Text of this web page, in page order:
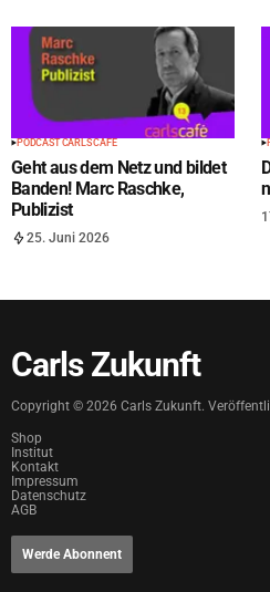
PODCAST CARLS CAFÉ
Geht aus dem Netz und bildet
Banden! Marc Raschke,
Publizist
25. Juni 2026
Carls Zukunft
Copyright © 2026 Carls Zukunft.
Shop
Institut
Kontakt
Impressum
Datenschutz
AGB
Werde Abonnent